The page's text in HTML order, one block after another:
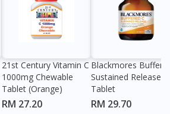
21st Century Vitamin C
1000mg Chewable
Tablet (Orange)
RM 27.20
Blackmores
Sustained Release
Tablet
RM 29.70